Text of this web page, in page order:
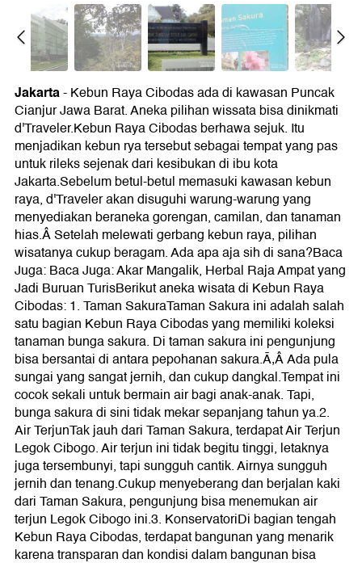
Jakarta- Kebun Raya Cibodas ada di kawasan Puncak
Cianjur Jawa Barat. Aneka pilihan wissata bisa dinikmati
d'Traveler.Kebun Raya Cibodas berhawa sejuk. Itu
menjadikan kebun rya tersebut sebagai tempat yang pas
untuk rileks sejenak dari kesibukan di ibu kota
Jakarta.Sebelum betul-betul memasuki kawasan kebun
raya, d'Traveler akan disuguhi warung-warung yang
menyediakan beraneka gorengan, camilan, dan tanaman
hias.Â Setelah melewati gerbang kebun raya, pilihan
wisatanya cukup beragam. Ada apa aja sih di sana?Baca
Juga: Baca Juga: Akar Mangalik, Herbal Raja Ampat yang
Jadi Buruan TurisBerikut aneka wisata di Kebun Raya
Cibodas: 1. Taman SakuraTaman Sakura ini adalah salah
satu bagian Kebun Raya Cibodas yang memiliki koleksi
tanaman bunga sakura. Di taman sakura ini pengunjung
bisa bersantai di antara pepohanan sakura.Ã‚Â Ada pula
sungai yang sangat jernih, dan cukup dangkal.Tempat ini
cocok sekali untuk bermain air bagi anak-anak. Tapi,
bunga sakura di sini tidak mekar sepanjang tahun ya.2.
Air TerjunTak jauh dari Taman Sakura, terdapat Air Terjun
Legok Cibogo. Air terjun ini tidak begitu tinggi, letaknya
juga tersembunyi, tapi sungguh cantik. Airnya sungguh
jernih dan tenang.Cukup menyeberang dan berjalan kaki
dari Taman Sakura, pengunjung bisa menemukan air
terjun Legok Cibogo ini.3. KonservatoriDi bagian tengah
Kebun Raya Cibodas, terdapat bangunan yang menarik
karena transparan dan kondisi dalam bangunan bisa